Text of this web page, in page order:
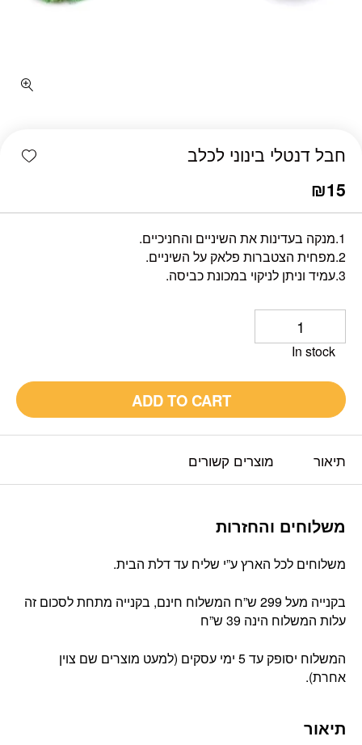
חבל דנטלי בינוני לכלב
₪15
1.מנקה בעדינות את השיניים והחניכיים.
2.מפחית הצטברות פלאק על השיניים.
3.עמיד וניתן לניקוי במכונת כביסה.
In stock
ADD TO CART
תיאור מוצרים קשורים
משלוחים והחזרות
משלוחים לכל הארץ ע”י שליח עד דלת הבית.
בקנייה מעל 299 ש”ח המשלוח חינם, בקנייה מתחת לסכום זה
עלות המשלוח הינה 39 ש”ח
המשלוח יסופק עד 5 ימי עסקים (למעט מוצרים שם צוין
אחרת).
תיאור